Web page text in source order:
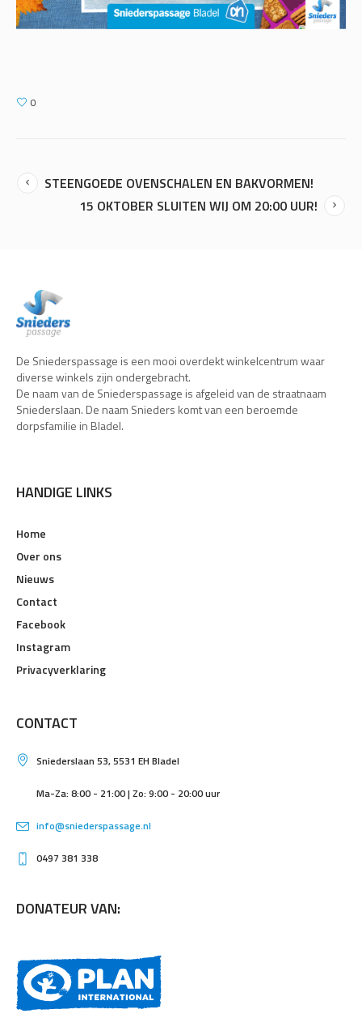
0
STEENGOEDE OVENSCHALEN EN BAKVORMEN!
15 OKTOBER SLUITEN WIJ OM 20:00 UUR!
De Sniederspassage is een mooi overdekt winkelcentrum waar
diverse winkels zijn ondergebracht.
De naam van de Sniederspassage is afgeleid van de straatnaam
Sniederslaan. De naam Snieders komt van een beroemde
dorpsfamilie in Bladel.
HANDIGE LINKS
Home
Over ons
Nieuws
Contact
Facebook
Instagram
Privacyverklaring
CONTACT
Sniederslaan 53, 5531 EH Bladel
Ma-Za: 8:00 - 21:00 | Zo: 9:00 - 20:00 uur
info@sniederspassage.nl
0497 381 338
DONATEUR VAN: